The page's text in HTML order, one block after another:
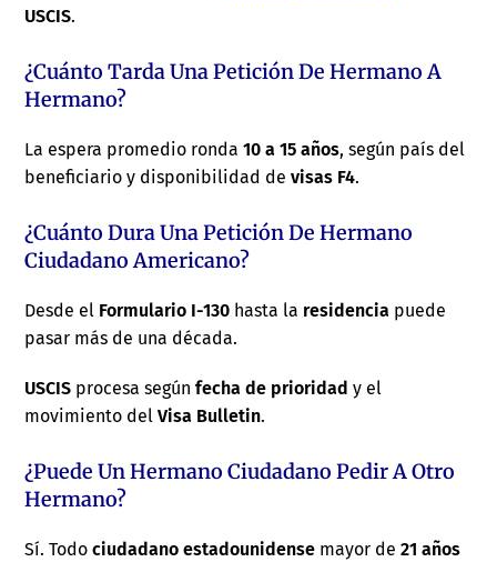
USCIS.
¿Cuánto Tarda Una Petición De Hermano A
Hermano?
La espera promedio ronda10 a 15 años, según país del
beneficiario y disponibilidad devisas F4.
¿Cuánto Dura Una Petición De Hermano
Ciudadano Americano?
Desde el Formulario I-130 hasta la residencia puede
pasar más de una década.
USCIS procesa segúnfecha de prioridad y el
movimiento delVisa Bulletin.
¿Puede Un Hermano Ciudadano Pedir A Otro
Hermano?
Sí. Todociudadano estadounidense mayor de21 años